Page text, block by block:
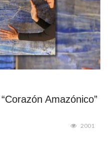
Amazónico”
2001